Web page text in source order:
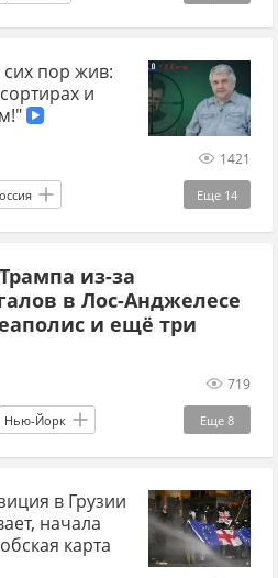
мигранты
Русофобия
пор жив:
и
1421
Еще 14
Ищенко
и Украины
бывший СССР
из-за
в Лос-Анджелесе
и ещё три
719
Еще 8
Нью-Йорк
Дональд Трамп
иммиграции
в Грузии
начала
карта